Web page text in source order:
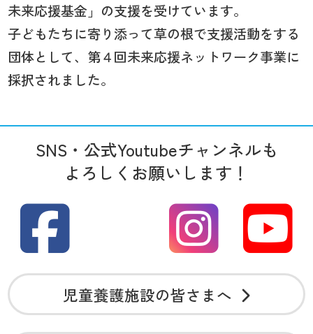
未来応援基金」の支援を受けています。
子どもたちに寄り添って草の根で支援活動をする
団体として、第４回未来応援ネットワーク事業に
採択されました。
SNS・公式Youtubeチャンネルも
よろしくお願いします！
児童養護施設の皆さまへ